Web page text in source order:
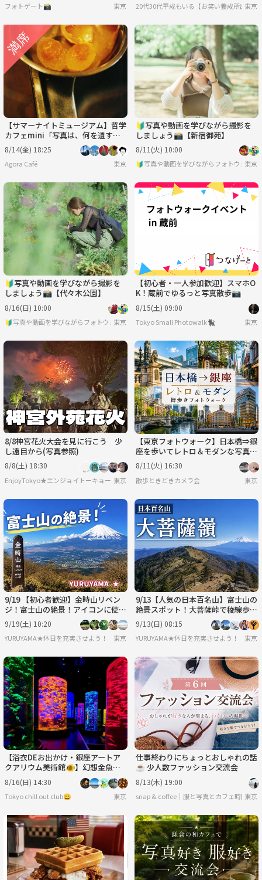
フォトゲート📸 東京 20代30代平成もいる【お笑い養成所出身
東京
【サマーナイトミュージアム】哲学
カフェmini「写真は、何を遺すの
か？」@ 東京写真美術館※年齢制
限有
8/14(金) 18:25
Agora Café 東京
🔰写真や動画を学びながら撮影を
しましょう📸【新宿御苑】
8/11(火) 10:00
🔰写真や動画を学びながらフォトウォー
東京
🔰写真や動画を学びながら撮影を
しましょう📸【代々木公園】
8/16(日) 10:00
🔰写真や動画を学びながらフォトウォーク📸
東京
【初心者・一人参加歓迎】スマホO
K！蔵前でゆるっと写真散歩📷
8/15(土) 09:00
Tokyo Small Photowalk🐈‍⬛ 東京
8/8神宮花火大会を見に行こう 少
し遠目から(写真参照)
8/8(土) 18:30
EnjoyTokyo★エンジョイトーキョー 〜気持ちだけでも国際派〜
東京
【東京フォトウォーク】日本橋⇒銀
座を歩いてレトロ＆モダンな写真を
撮ろう(初心者・スマホ歓迎!)
8/11(火) 16:30
散歩ときどきカメラ会 東京
9/19 【初心者歓迎】金時山リベン
ジ！富士山の絶景！アイコンに使え
る素敵な写真を撮りに行こう！！
9/19(土) 10:20
YURUYAMA★休日を充実させよう！（グループ登山サークル）
東京
9/13【人気の日本百名山】富士山の
絶景スポット！大菩薩峠で稜線歩
き！アイコンに使える写真を撮ろ
う！
9/13(日) 08:15
YURUYAMA★休日を充実させよう！（グル
東京
【浴衣DEお出かけ・銀座アートア
クアリウム美術館🐠】幻想金魚の
水中アート鑑賞｜初参加歓迎＆写真
好き集まれ✨
8/16(日) 14:30
Tokyo chill out club😀 東京
仕事終わりにちょっとおしゃれの話
☕ 少人数ファッション交流会
8/13(木) 19:00
snap & coffee｜服と写真とカフェ時間東京